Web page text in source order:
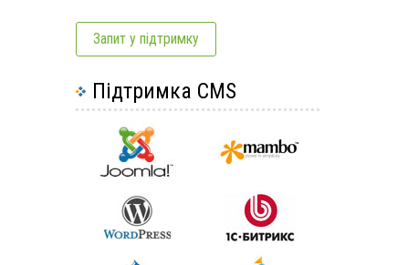
Запит у підтримку
Підтримка CMS